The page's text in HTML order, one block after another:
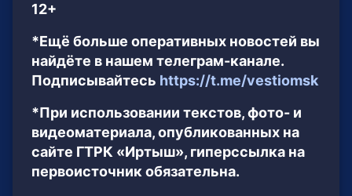
12+
*Ещё больше оперативных новостей вы
найдёте в нашем телеграм-канале.
Подписывайтесь https://t.me/vestiomsk
*При использовании текстов, фото- и
видеоматериала, опубликованных на
сайте ГТРК «Иртыш», гиперссылка на
первоисточник обязательна.